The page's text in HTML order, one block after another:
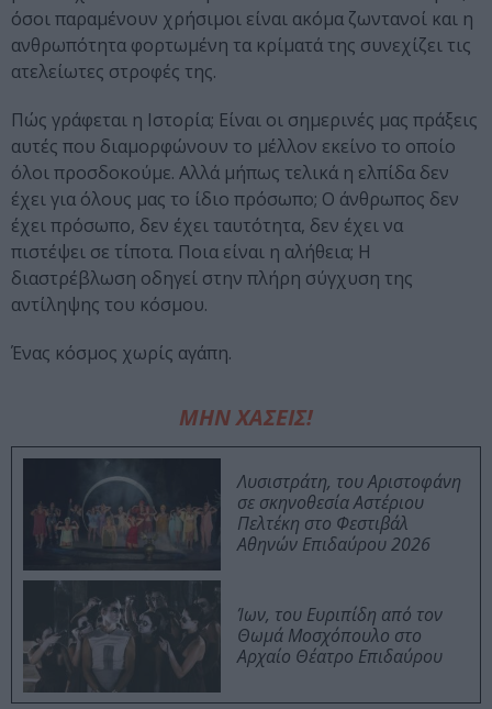
όσοι παραμένουν χρήσιμοι είναι ακόμα ζωντανοί και η
ανθρωπότητα φορτωμένη τα κρίματά της συνεχίζει τις
ατελείωτες στροφές της.
Πώς γράφεται η Ιστορία; Είναι οι σημερινές μας πράξεις
αυτές που διαμορφώνουν το μέλλον εκείνο το οποίο
όλοι προσδοκούμε. Αλλά μήπως τελικά η ελπίδα δεν
έχει για όλους μας το ίδιο πρόσωπο; Ο άνθρωπος δεν
έχει πρόσωπο, δεν έχει ταυτότητα, δεν έχει να
πιστέψει σε τίποτα. Ποια είναι η αλήθεια; Η
διαστρέβλωση οδηγεί στην πλήρη σύγχυση της
αντίληψης του κόσμου.
Ένας κόσμος χωρίς αγάπη.
ΜΗΝ ΧΑΣΕΙΣ!
Λυσιστράτη, του Αριστοφάνη
σε σκηνοθεσία Αστέριου
Πελτέκη στο Φεστιβάλ
Αθηνών Επιδαύρου 2026
Ίων, του Ευριπίδη από τον
Θωμά Μοσχόπουλο στο
Αρχαίο Θέατρο Επιδαύρου